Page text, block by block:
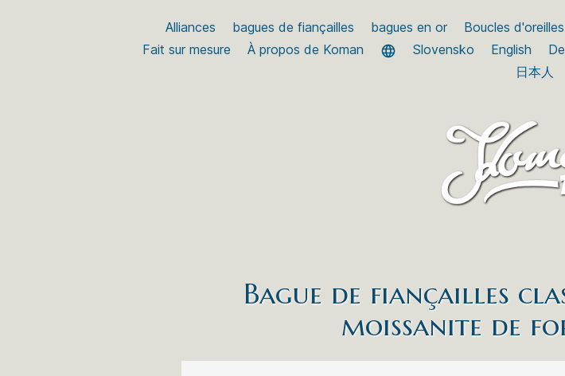
Alliances bagues de fiançailles bagues en or Boucles
Fait sur mesure
À propos de Koman Slovensko English
日本人
Bague de fiançailles
moissanite de